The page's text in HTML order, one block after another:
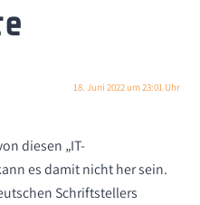
18. Juni 2022 um 23:01 Uhr
diesen „IT-
es damit nicht her sein.
Schriftstellers